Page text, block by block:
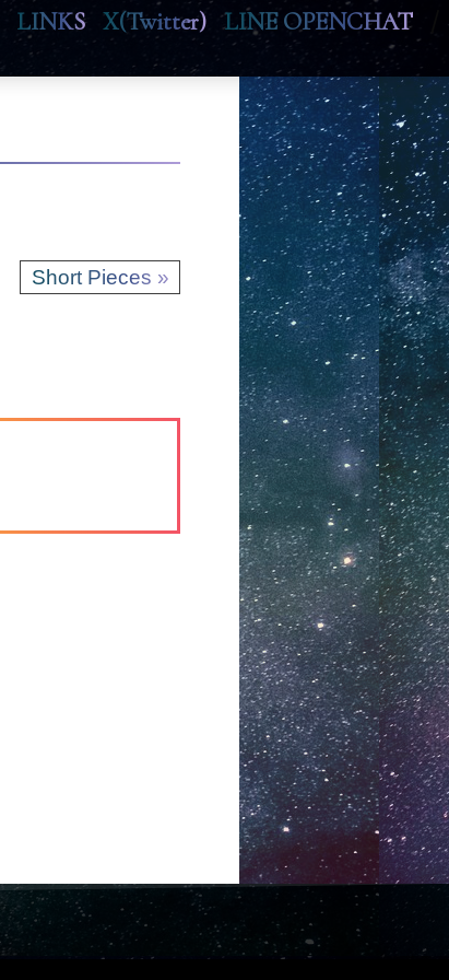
LINKS X(Twitter) LINE OPENCHAT
Short Pieces »